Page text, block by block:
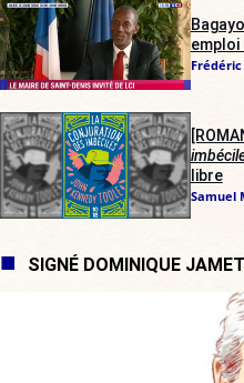
emploi
libre
Samuel
SIGNÉ DOMINIQUE JAMET